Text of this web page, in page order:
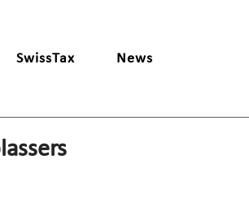
SwissTax News